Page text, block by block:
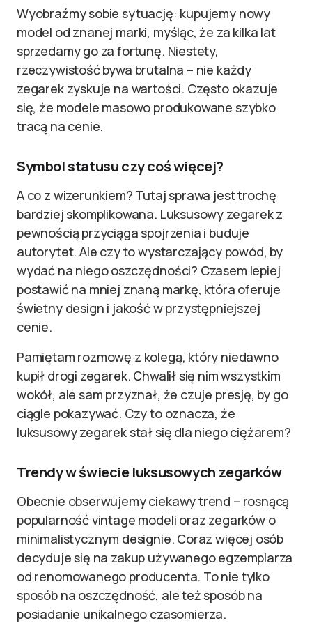
Wyobraźmy sobie sytuację: kupujemy nowy
model od znanej marki, myśląc, że za kilka lat
sprzedamy go za fortunę. Niestety,
rzeczywistość bywa brutalna – nie każdy
zegarek zyskuje na wartości. Często okazuje
się, że modele masowo produkowane szybko
tracą na cenie.
Symbol statusu czy coś więcej?
A co z wizerunkiem? Tutaj sprawa jest trochę
bardziej skomplikowana. Luksusowy zegarek z
pewnością przyciąga spojrzenia i buduje
autorytet. Ale czy to wystarczający powód, by
wydać na niego oszczędności? Czasem lepiej
postawić na mniej znaną markę, która oferuje
świetny design i jakość w przystępniejszej
cenie.
Pamiętam rozmowę z kolegą, który niedawno
kupił drogi zegarek. Chwalił się nim wszystkim
wokół, ale sam przyznał, że czuje presję, by go
ciągle pokazywać. Czy to oznacza, że
luksusowy zegarek stał się dla niego ciężarem?
Trendy w świecie luksusowych zegarków
Obecnie obserwujemy ciekawy trend – rosnącą
popularność vintage modeli oraz zegarków o
minimalistycznym designie. Coraz więcej osób
decyduje się na zakup używanego egzemplarza
od renomowanego producenta. To nie tylko
sposób na oszczędność, ale też sposób na
posiadanie unikalnego czasomierza.